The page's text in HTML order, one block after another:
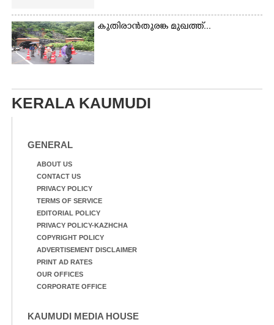
കുതിരാൻതുരങ്ക മുഖത്ത്...
KERALA KAUMUDI
GENERAL
ABOUT US
CONTACT US
PRIVACY POLICY
TERMS OF SERVICE
EDITORIAL POLICY
PRIVACY POLICY-KAZHCHA
COPYRIGHT POLICY
ADVERTISEMENT DISCLAIMER
PRINT AD RATES
OUR OFFICES
CORPORATE OFFICE
KAUMUDI MEDIA HOUSE